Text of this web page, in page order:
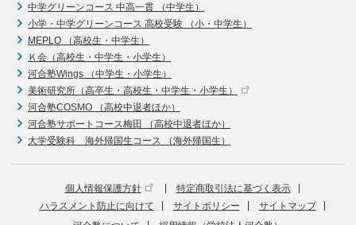
中学グリーンコース 中高一貫 （中学生）
小学・中学グリーンコース 高校受験 （小・中学生）
MEPLO （高校生・中学生）
Ｋ会（高校生・中学生・小学生）
河合塾Wings （中学生・小学生）
美術研究所（高卒生・高校生・中学生・小学生）
河合塾COSMO （高校中退者ほか）
河合塾サポートコース梅田 （高校中退者ほか）
大学受験科 海外帰国生コース （海外帰国生）
個人情報保護方針
特定商取引法に基づく表示
ハラスメント防止に向けて
サイトポリシー
サイトマップ